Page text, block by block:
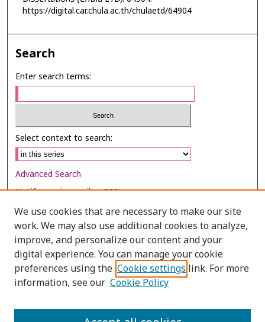
https://digital.car.chula.ac.th/chulaetd/64904
Search
Enter search terms:
Select context to search:
Advanced Search
Notify me via email orRSS
Browse
Collections
Disciplines
Authors
We use cookies that are necessary to make our site
work. We may also use additional cookies to analyze,
improve, and personalize our content and your
digital experience. You can manage your cookie
preferences using the Cookie settings link. For more
information, see our Cookie Policy